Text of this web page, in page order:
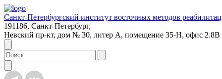
Санкт-Петербургский институт восточных методов
191186, Санкт-Петербург,
Невский пр-кт, дом № 30, литер А, помещение 35-Н, офис 2.8В